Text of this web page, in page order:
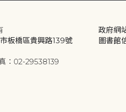
板橋區貴興路139號
：02-29538139
政府網
圖書館